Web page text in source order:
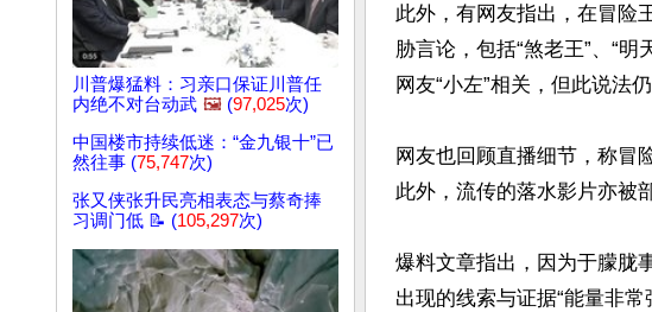
川普爆猛料：习亲口保证川普任
内绝不对台动武 🖼️ (97,025次)
中国楼市持续低迷：“金九银十”已
然往事 (75,747次)
张又侠张升民亮相表态与蔡奇捧
习调门低 📝 (105,297次)
此外，有网友指出，在冒险
胁言论，包括“煞老王”、“
网友“小左”相关，但此说法
网友也回顾直播细节，称冒
此外，流传的落水影片亦被
爆料文章指出，因为于朦胧
出现的线索与证据“能量非